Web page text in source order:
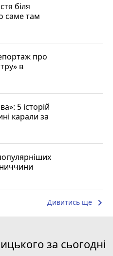
біля
саме там
про
в
5 історій
карали за
Дивитись ще keyboard_arrow_right
за сьогодні